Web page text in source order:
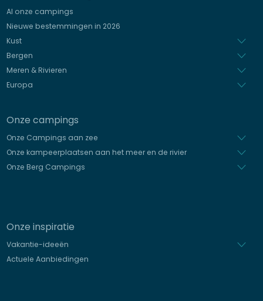
Italiaans
Al onze campings
Nieuwe bestemmingen in 2026
Kust
Bergen
Meren & Rivieren
Europa
Onze campings
Onze Campings aan zee
Onze kampeerplaatsen aan het meer en de rivier
Onze Berg Campings
Onze inspiratie
Vakantie-ideeën
Actuele Aanbiedingen